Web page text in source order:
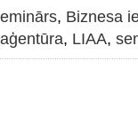
, Biznesa
, LIAA,